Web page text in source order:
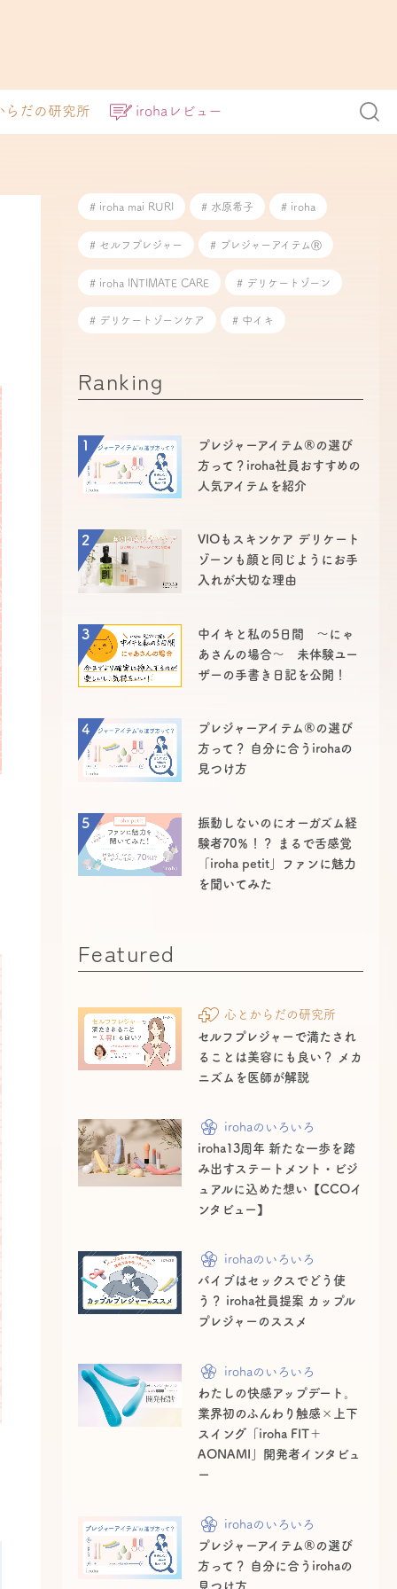
らだの研究所 irohaレビュー
# iroha mai RURI # 水原希子 # iroha
# セルフプレジャー # プレジャーアイテムⓇ
# iroha INTIMATE CARE # デリケートゾーン
# デリケートゾーンケア # 中イキ
Ranking
1
プレジャーアイテム®の選び
方って？iroha社員おすすめの
人気アイテムを紹介
2
VIOもスキンケア デリケート
ゾーンも顔と同じようにお手
入れが大切な理由
3
中イキと私の5日間 ～にゃ
あさんの場合～ 未体験ユー
ザーの手書き日記を公開！
4
プレジャーアイテム®の選び
方って？ 自分に合うirohaの
見つけ方
5
振動しないのにオーガズム経
験者70％！？ まるで舌感覚
「iroha petit」ファンに魅力
を聞いてみた
Featured
心とからだの研究所
セルフプレジャーで満たされ
ることは美容にも良い？ メカ
ニズムを医師が解説
irohaのいろいろ
iroha13周年 新たな一歩を踏
み出すステートメント・ビジ
ュアルに込めた想い【CCOイ
ンタビュー】
irohaのいろいろ
バイブはセックスでどう使
う？ iroha社員提案 カップル
プレジャーのススメ
irohaのいろいろ
わたしの快感アップデート。
業界初のふんわり触感×上下
スイング「iroha FIT＋
AONAMI」開発者インタビュ
ー
irohaのいろいろ
プレジャーアイテム®の選び
方って？ 自分に合うirohaの
見つけ方